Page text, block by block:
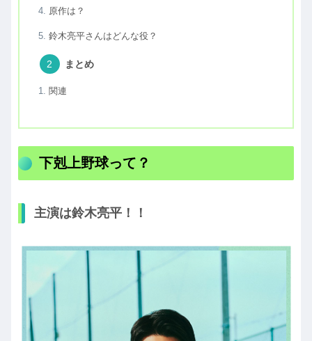
原作は？
鈴木亮平さんはどんな役？
まとめ
関連
下剋上野球って？
主演は鈴木亮平！！